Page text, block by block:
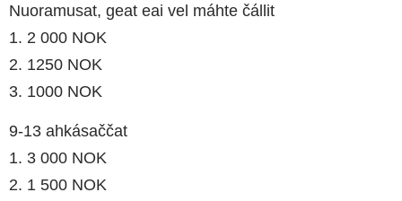
Nuoramusat, geat eai vel máhte čállit
1. 2 000 NOK
2. 1250 NOK
3. 1000 NOK
9-13 ahkásaččat
1. 3 000 NOK
2. 1 500 NOK